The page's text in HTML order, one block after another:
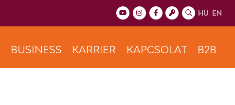
HU EN
BUSINESS KARRIER KAPCSOLAT B2B